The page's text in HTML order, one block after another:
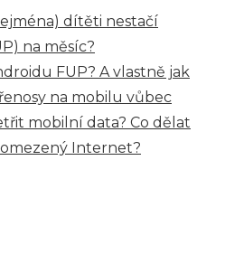
dítěti nestačí
na měsíc?
FUP? A vlastně jak
na mobilu vůbec
mobilní data? Co dělat
Internet?